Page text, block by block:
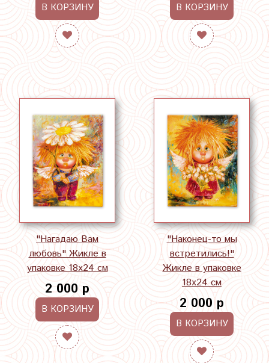
В КОРЗИНУ В КОРЗИНУ
"Нагадаю Вам
любовь" Жикле в
упаковке 18х24 см
2 000 р
В КОРЗИНУ
"Наконец-то мы
встретились!"
Жикле в упаковке
18х24 см
2 000 р
В КОРЗИНУ